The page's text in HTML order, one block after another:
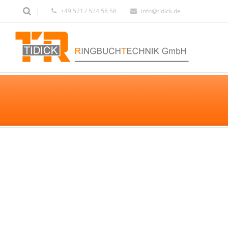
+49 521 / 524 58 58 info@tidick.de